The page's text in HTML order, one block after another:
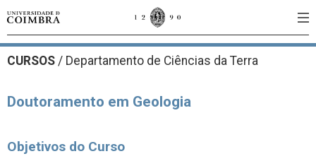
CURSOS / Departamento de Ciências da Terra
Doutoramento em Geologia
Objetivos do Curso